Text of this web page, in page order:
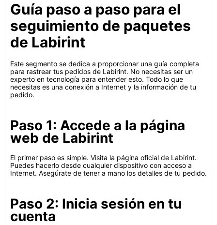
Guía paso a paso para el
seguimiento de paquetes
de Labirint
Este segmento se dedica a proporcionar una guía completa
para rastrear tus pedidos de Labirint. No necesitas ser un
experto en tecnología para entender esto. Todo lo que
necesitas es una conexión a Internet y la información de tu
pedido.
Paso 1: Accede a la página
web de Labirint
El primer paso es simple. Visita la página oficial de Labirint.
Puedes hacerlo desde cualquier dispositivo con acceso a
Internet. Asegúrate de tener a mano los detalles de tu pedido.
Paso 2: Inicia sesión en tu
cuenta